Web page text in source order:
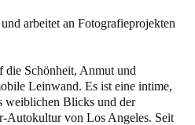
arbeitet an Fotografieprojekten
Schönheit, Anmut und
Leinwand. Es ist eine intime,
weiblichen Blicks und der
von Los Angeles. Seit